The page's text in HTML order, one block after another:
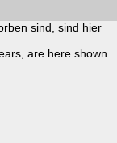
sind, sind hier
are here shown